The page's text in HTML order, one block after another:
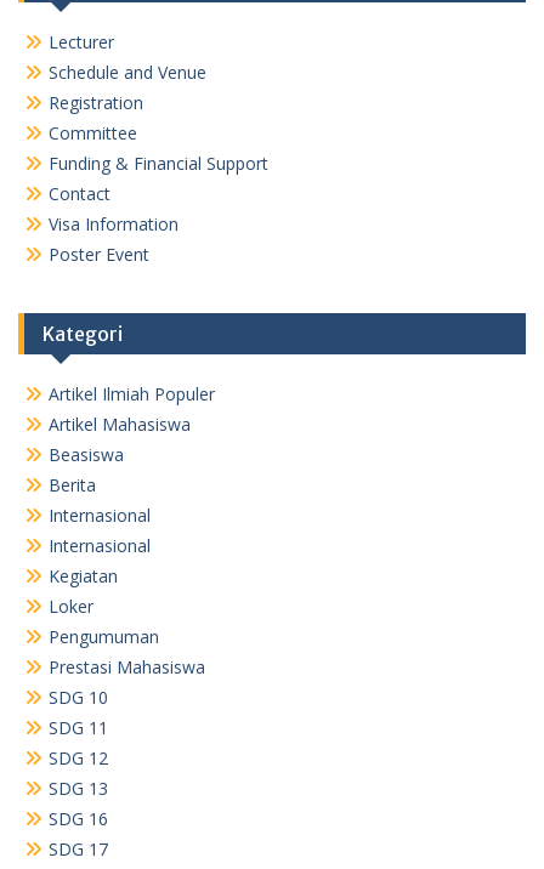
Lecturer
Schedule and Venue
Registration
Committee
Funding & Financial Support
Contact
Visa Information
Poster Event
Kategori
Artikel Ilmiah Populer
Artikel Mahasiswa
Beasiswa
Berita
Internasional
Internasional
Kegiatan
Loker
Pengumuman
Prestasi Mahasiswa
SDG 10
SDG 11
SDG 12
SDG 13
SDG 16
SDG 17